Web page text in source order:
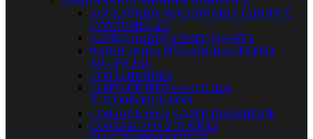
ACCESORIOS MAQUINARIA JARDIN Y
CONSUMIBLES
ASPIRADORES Y SOPLADORES
BARREDORA PEINADORA CESPED
ARTIFICIAL
CORTABORDES
CORTACESPED GASOLINA
AUTOPROPULSION
CORTACESPED GASOLINA EMPUJE
CORTASETOS Y TIJERAS